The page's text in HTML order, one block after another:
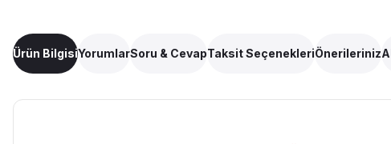
Ürün BilgisiYorumlarSoru & CevapTaksit SeçenekleriÖnerileriniz